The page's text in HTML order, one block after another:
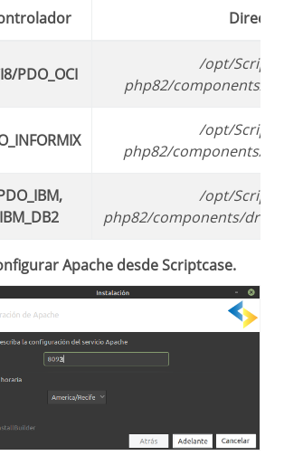
PDO_OCI
/opt/Scriptcase/v9-
php82/components/
/opt/Scriptcase/v9-
php82/components/
IBM_DB2
/opt/Scriptcase/v9-
php82/components/
Apache desde Scriptcase.